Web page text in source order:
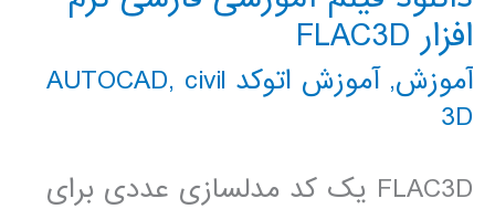
افزار FLAC3D
آموزش,آموزش اتوکد AUTOCAD , civil
3D
FLAC3D یک کد مدلسازی عددی برای